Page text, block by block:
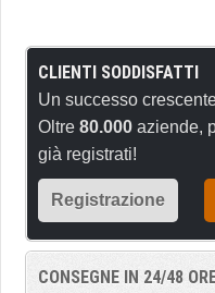
CLIENTI SODDISFATTI
Un successo
Oltre 80.000 aziende,
già registrati!
Registrazione
CONSEGNE IN 24/48